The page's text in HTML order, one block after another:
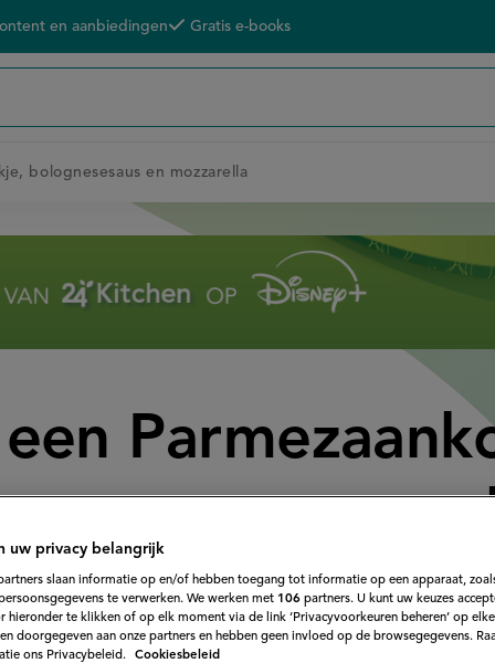
en aanbiedingen Gratis e-books
bolognesesaus en mozzarella
en
205
Beoordeel
recept
'Lasagne
met
een
Parmezaankoekje,
smakelijke lasagne met bolognesesaus en krokant
uw privacy belangrijk
slaan informatie op en/of hebben toegang tot informatie op een apparaat, zoals
te verwerken. We werken met 106 partners. U kunt uw keuzes
hieronder te klikken of op elk moment via de link ‘Privacyvoorkeuren beheren’ op
doorgegeven aan onze partners en hebben geen invloed op de browsegegevens.
ons Privacybeleid.
Cookiesbeleid